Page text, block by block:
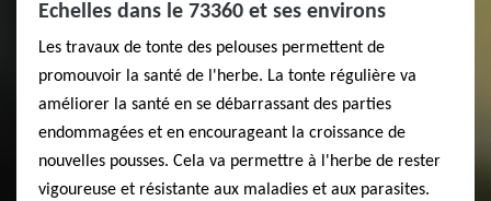
Echelles dans le 73360 et ses environs
Les travaux de tonte des pelouses permettent de
promouvoir la santé de l'herbe. La tonte régulière va
améliorer la santé en se débarrassant des parties
endommagées et en encourageant la croissance de
nouvelles pousses. Cela va permettre à l'herbe de rester
vigoureuse et résistante aux maladies et aux parasites.